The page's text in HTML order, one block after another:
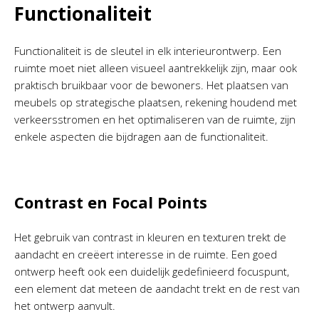
Functionaliteit
Functionaliteit is de sleutel in elk interieurontwerp. Een
ruimte moet niet alleen visueel aantrekkelijk zijn, maar ook
praktisch bruikbaar voor de bewoners. Het plaatsen van
meubels op strategische plaatsen, rekening houdend met
verkeersstromen en het optimaliseren van de ruimte, zijn
enkele aspecten die bijdragen aan de functionaliteit.
Contrast en Focal Points
Het gebruik van contrast in kleuren en texturen trekt de
aandacht en creëert interesse in de ruimte. Een goed
ontwerp heeft ook een duidelijk gedefinieerd focuspunt,
een element dat meteen de aandacht trekt en de rest van
het ontwerp aanvult.